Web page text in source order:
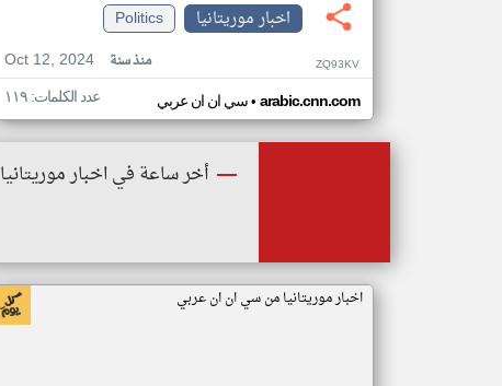
اخبار موريتانيا
Politics
Oct 12, 2024
منذ سنة ZQ93KV
سي ان ان عربي• arabic.cnn.com عدد الكلمات: ١١٩
أخر ساعة في اخبار موريتانيا
اخبار موريتانيا من سي ان ان عربي